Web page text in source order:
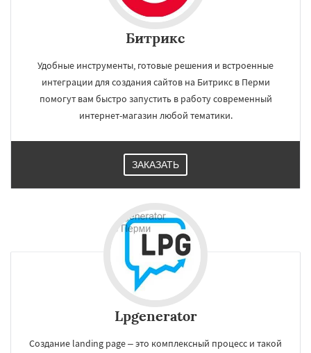
Битрикс
Удобные инструменты, готовые решения и встроенные
интеграции для создания сайтов на Битрикс в Перми
помогут вам быстро запустить в работу современный
интернет-магазин любой тематики.
ЗАКАЗАТЬ
Lpgenerator
Создание landing page – это комплексный процесс и такой